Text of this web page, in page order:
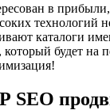
в
технологий
каталоги
будет на